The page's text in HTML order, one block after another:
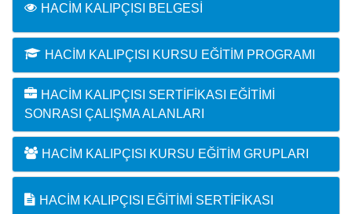
HACIM KALIPÇISI BELGESI
HACIM KALIPÇISI KURSU EĞITIM PROGRAMI
HACIM KALIPÇISI SERTIFIKASI EĞITIMI
SONRASI ÇALIŞMA ALANLARI
HACIM KALIPÇISI KURSU EĞITIM GRUPLARI
HACIM KALIPÇISI EĞITIMI SERTIFIKASI